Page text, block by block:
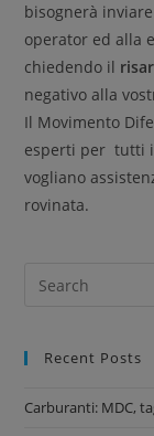
bisognerà
operator ed alla
chiedendo il
negativo alla
Il Movimento
esperti per tutti i
vogliano
rovinata.
Recent Posts
Carburanti: MDC,